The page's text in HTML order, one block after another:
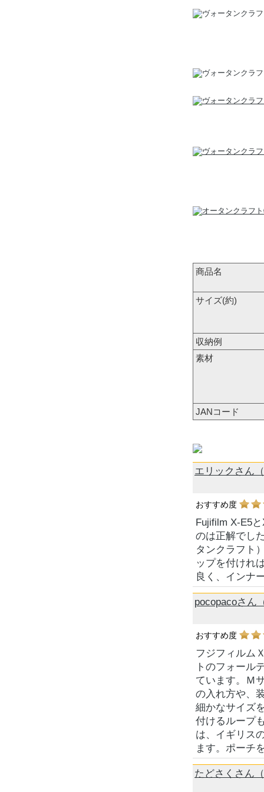
商品名
サイズ(約)
収納例
素材
JANコード
エリックさん
おすすめ度
Fujifilm X-E5
のは正解でし
タンクラフト
ップを付けれ
良く、インナ
pocopacoさん
おすすめ度
フジフィルム
トのフォール
ています。Ｍ
の入れ方や、
細かなサイズ
付けるループ
は、イギリス
ます。ポーチ
たどさくさん